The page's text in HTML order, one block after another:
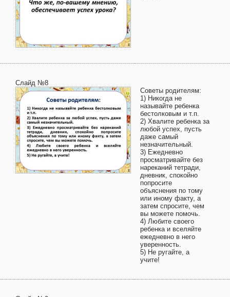
Слайд №8
Советы родителям:
1) Никогда не
называйте ребенка
бестолковым и т.п.
2) Хвалите ребенка за
любой успех, пусть
даже самый
незначительный.
3) Ежедневно
просматривайте без
нареканий тетради,
дневник, спокойно
попросите
объяснения по тому
или иному факту, а
затем спросите, чем
вы можете помочь.
4) Любите своего
ребенка и вселяйте
ежедневно в него
уверенность.
5) Не ругайте, а
учите!